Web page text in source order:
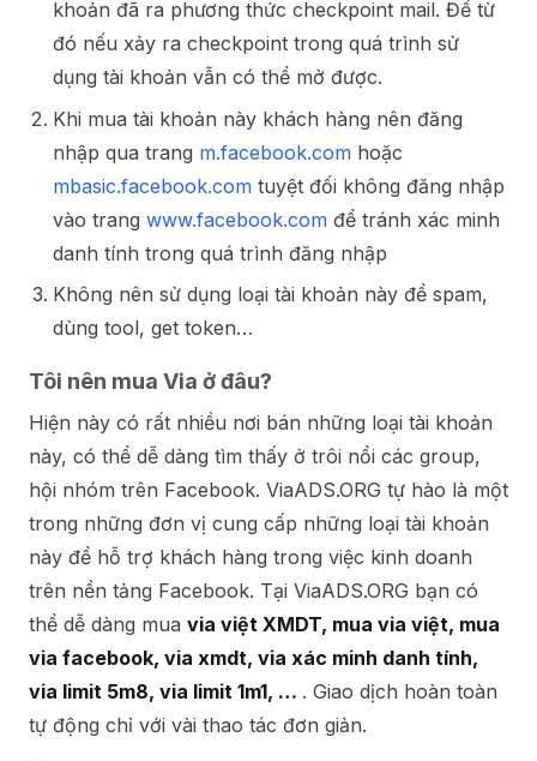
khoản đã ra phương thức checkpoint mail. Để từ
đó nếu xảy ra checkpoint trong quá trình sử
dụng tài khoản vẫn có thể mở được.
Khi mua tài khoản này khách hàng nên đăng
nhập qua trang m.facebook.com hoặc
mbasic.facebook.com tuyệt đối không đăng nhập
vào trang www.facebook.com để tránh xác minh
danh tính trong quá trình đăng nhập
Không nên sử dụng loại tài khoản này để spam,
dùng tool, get token…
Tôi nên mua Via ở đâu?
Hiện này có rất nhiều nơi bán những loại tài khoản
này, có thể dễ dàng tìm thấy ở trôi nổi các group,
hội nhóm trên Facebook. ViaADS.ORG tự hào là một
trong những đơn vị cung cấp những loại tài khoản
này để hỗ trợ khách hàng trong việc kinh doanh
trên nền tảng Facebook. Tại ViaADS.ORG bạn có
thể dễ dàng mua via việt XMDT, mua via việt, mua
via facebook, via xmdt, via xác minh danh tính,
via limit 5m8, via limit 1m1, … . Giao dịch hoàn toàn
tự động chỉ với vài thao tác đơn giản.